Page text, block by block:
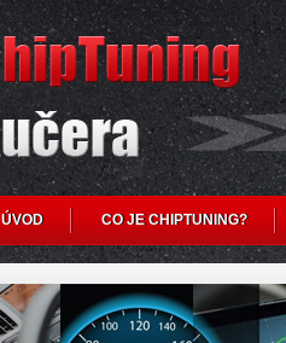
ÚVOD CO JE CHIPTUNING?